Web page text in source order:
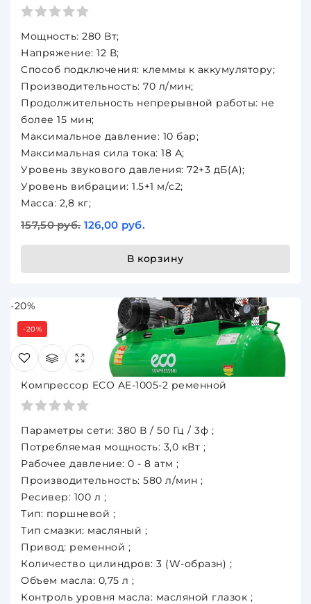
бар), фонарь, сумка
Мощность: 280 Вт;
Напряжение: 12 В;
Способ подключения: клеммы к аккумулятору;
Производительность: 70 л/мин;
Продолжительность непрерывной работы: не
более 15 мин;
Максимальное давление: 10 бар;
Максимальная сила тока: 18 А;
Уровень звукового давления: 72+3 дБ(А);
Уровень вибрации: 1.5+1 м/с2;
Масса: 2,8 кг;
157,50 руб. 126,00 руб.
В корзину
-20%
-20%
Компрессор ECO AE-1005-2 ременной
Параметры сети: 380 В / 50 Гц / 3ф ;
Потребляемая мощность: 3,0 кВт ;
Рабочее давление: 0 - 8 атм ;
Производительность: 580 л/мин ;
Ресивер: 100 л ;
Тип: поршневой ;
Тип смазки: масляный ;
Привод: ременной ;
Количество цилиндров: 3 (W-образн) ;
Объем масла: 0,75 л ;
Контроль уровня масла: масляной глазок ;